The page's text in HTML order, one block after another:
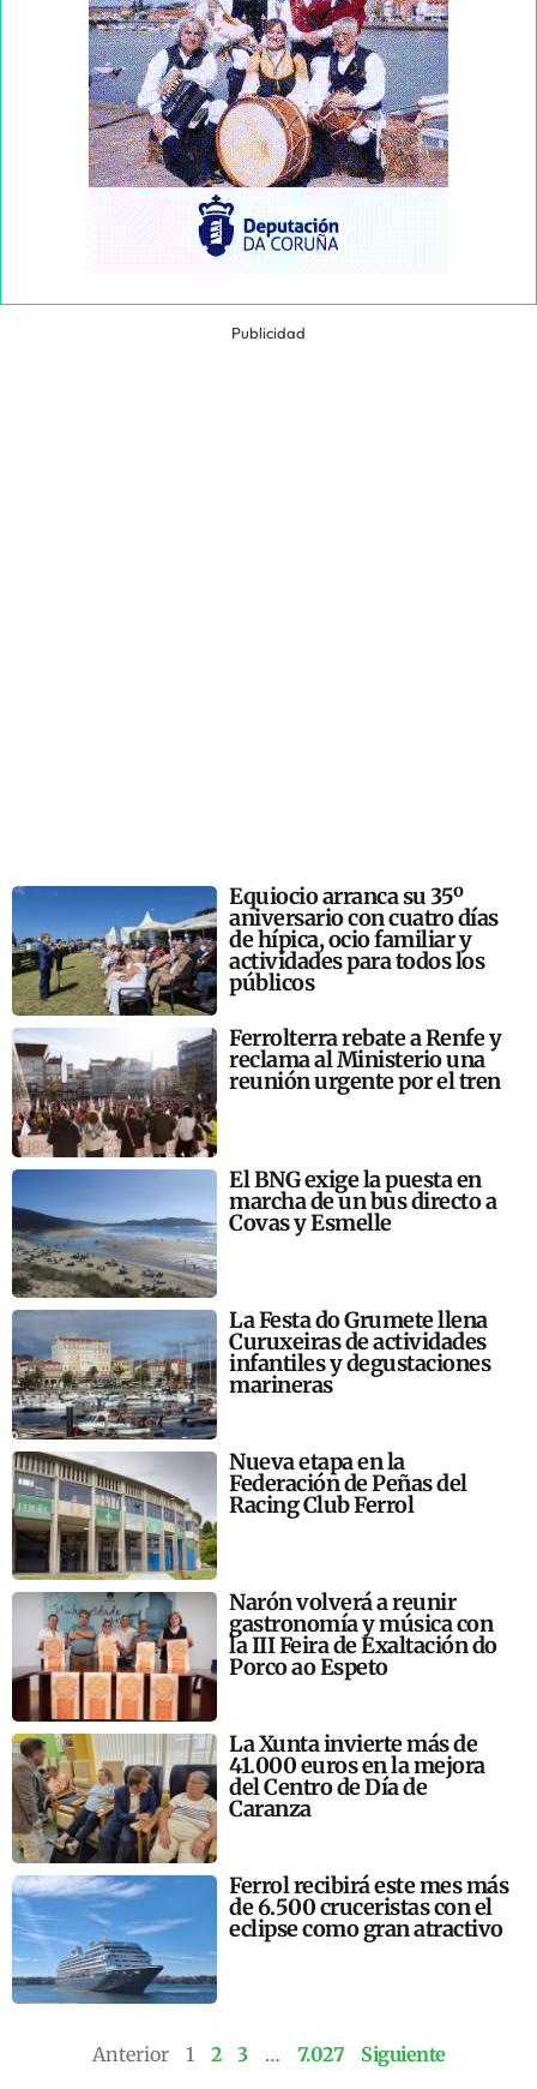
Publicidad
Equiocio arranca su 35º
aniversario con cuatro días
de hípica, ocio familiar y
actividades para todos los
públicos
Ferrolterra rebate a Renfe y
reclama al Ministerio una
reunión urgente por el tren
El BNG exige la puesta en
marcha de un bus directo a
Covas y Esmelle
La Festa do Grumete llena
Curuxeiras de actividades
infantiles y degustaciones
marineras
Nueva etapa en la
Federación de Peñas del
Racing Club Ferrol
Narón volverá a reunir
gastronomía y música con
la III Feira de Exaltación do
Porco ao Espeto
La Xunta invierte más de
41.000 euros en la mejora
del Centro de Día de
Caranza
Ferrol recibirá este mes más
de 6.500 cruceristas con el
eclipse como gran atractivo
Anterior 1 2 3 … 7.027 Siguiente